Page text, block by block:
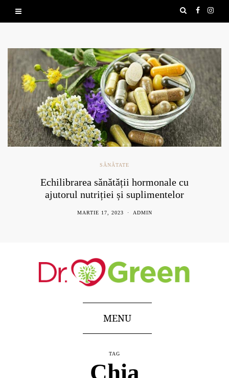
SĂNĂTATE
Echilibrarea sănătății hormonale cu
ajutorul nutriției și suplimentelor
MARTIE 17, 2023 ADMIN
MENU
TAG
Chia